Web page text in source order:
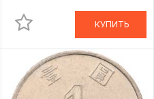
КУПИТЬ